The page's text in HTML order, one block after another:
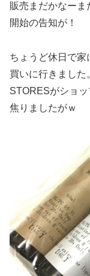
販売まだかなーま
開始の告知が！
ちょうど休日で
買いに行きました
STORESがショ
焦りましたがｗ